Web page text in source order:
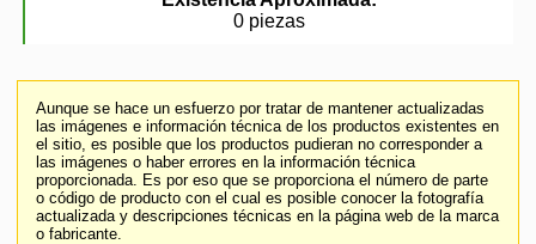
0 piezas
Aunque se hace un esfuerzo por tratar de mantener actualizadas
las imágenes e información técnica de los productos existentes en
el sitio, es posible que los productos pudieran no corresponder a
las imágenes o haber errores en la información técnica
proporcionada. Es por eso que se proporciona el número de parte
o código de producto con el cual es posible conocer la fotografía
actualizada y descripciones técnicas en la página web de la marca
o fabricante.